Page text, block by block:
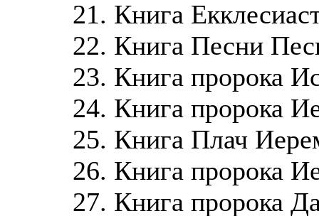
21. Книга
22. Книга Песни
23. Книга пророка
24. Книга пророка
25. Книга Плач
26. Книга пророка
27. Книга пророка